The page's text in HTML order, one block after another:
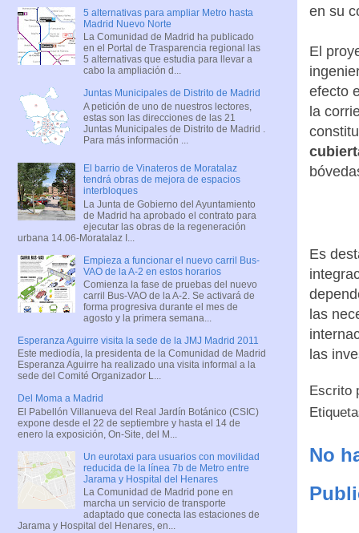
en su
El
efecto
la
Es
las
las
Escrito
No
5 alternativas para ampliar Metro hasta
Madrid Nuevo Norte
La Comunidad de Madrid ha publicado
en el Portal de Trasparencia regional las
5 alternativas que estudia para llevar a
cabo la ampliación d...
Juntas Municipales de Distrito de Madrid
A petición de uno de nuestros lectores,
estas son las direcciones de las 21
Juntas Municipales de Distrito de Madrid .
Para más información ...
El barrio de Vinateros de Moratalaz
tendrá obras de mejora de espacios
interbloques
La Junta de Gobierno del Ayuntamiento
de Madrid ha aprobado el contrato para
ejecutar las obras de la regeneración
urbana 14.06-Moratalaz I...
Empieza a funcionar el nuevo carril Bus-
VAO de la A-2 en estos horarios
Comienza la fase de pruebas del nuevo
carril Bus-VAO de la A-2. Se activará de
forma progresiva durante el mes de
agosto y la primera semana...
Esperanza Aguirre visita la sede de la JMJ Madrid 2011
Este mediodía, la presidenta de la Comunidad de Madrid
Esperanza Aguirre ha realizado una visita informal a la
sede del Comité Organizador L...
Del Moma a Madrid
El Pabellón Villanueva del Real Jardín Botánico (CSIC)
expone desde el 22 de septiembre y hasta el 14 de
enero la exposición, On-Site, del M...
Un eurotaxi para usuarios con movilidad
reducida de la línea 7b de Metro entre
Jarama y Hospital del Henares
La Comunidad de Madrid pone en
marcha un servicio de transporte
adaptado que conecta las estaciones de
Jarama y Hospital del Henares, en...